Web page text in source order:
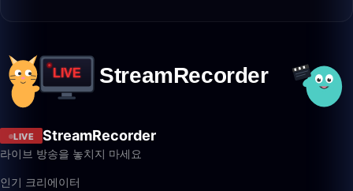
LIVE StreamRecorder
라이브 방송을 놓치지 마세요
인기 크리에이터